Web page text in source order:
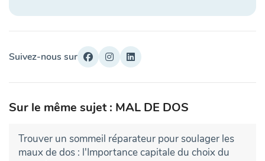
Suivez-nous sur
Sur le même sujet : MAL DE DOS
Trouver un sommeil réparateur pour soulager les
maux de dos : l'Importance capitale du choix du